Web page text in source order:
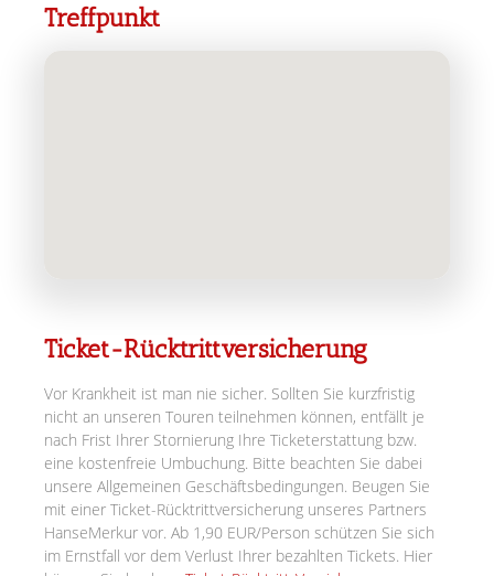
Treffpunkt
Ticket-Rücktrittversicherung
Vor Krankheit ist man nie sicher. Sollten Sie kurzfristig
nicht an unseren Touren teilnehmen können, entfällt je
nach Frist Ihrer Stornierung Ihre Ticketerstattung bzw.
eine kostenfreie Umbuchung. Bitte beachten Sie dabei
unsere Allgemeinen Geschäftsbedingungen. Beugen Sie
mit einer Ticket-Rücktrittversicherung unseres Partners
HanseMerkur vor. Ab 1,90 EUR/Person schützen Sie sich
im Ernstfall vor dem Verlust Ihrer bezahlten Tickets. Hier